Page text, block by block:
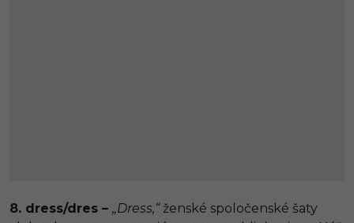
8. dress/dres – „Dress,“ ženské spoločenské šaty